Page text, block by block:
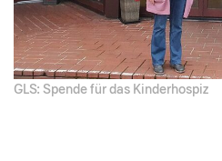
GLS: Spende für das Kinderhospiz